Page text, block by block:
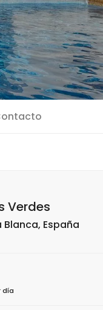
Verdes
España
día